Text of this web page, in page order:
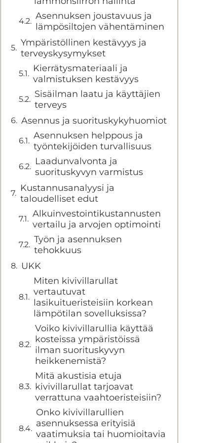
Asennuksen joustavuus ja
lämpösiltojen vähentäminen
Ympäristöllinen kestävyys ja
terveyskysymykset
Kierrätysmateriaali ja
valmistuksen kestävyys
Sisäilman laatu ja käyttäjien
terveys
Asennus ja suorituskykyhuomiot
Asennuksen helppous ja
työntekijöiden turvallisuus
Laadunvalvonta ja
suorituskyvyn varmistus
Kustannusanalyysi ja
taloudelliset edut
Alkuinvestointikustannusten
vertailu ja arvojen optimointi
Työn ja asennuksen
tehokkuus
UKK
Miten kivivillarullat
vertautuvat
lasikuitueristeisiin korkean
lämpötilan sovelluksissa?
Voiko kivivillarullia käyttää
kosteissa ympäristöissä
ilman suorituskyvyn
heikkenemistä?
Mitä akustisia etuja
kivivillarullat tarjoavat
verrattuna vaahtoeristeisiin?
Onko kivivillarullien
asennuksessa erityisiä
vaatimuksia tai huomioitavia